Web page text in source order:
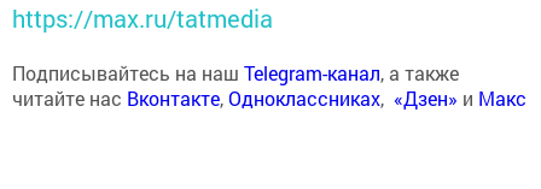
https://max.ru/tatmedia
Подписывайтесь на наш Telegram-канал, а также
читайте нас Вконтакте,Одноклассниках, «Дзен» и Макс